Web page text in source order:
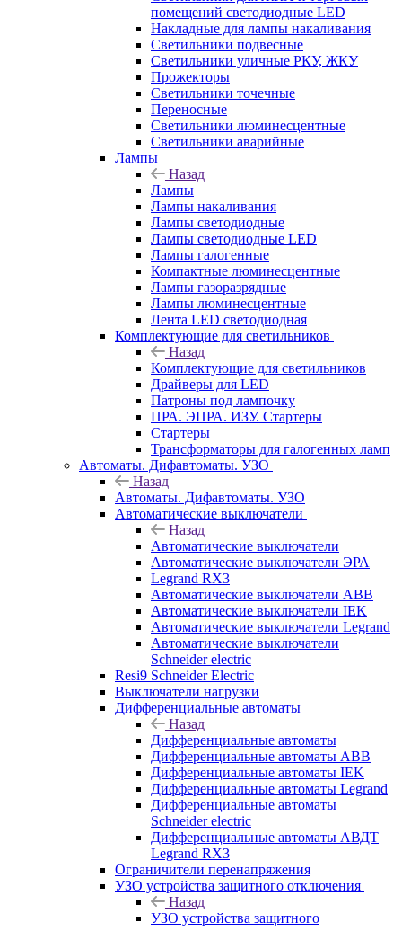
помещений светодиодные LED
Накладные для лампы накаливания
Светильники подвесные
Светильники уличные РКУ, ЖКУ
Прожекторы
Cветильники точечные
Переносные
Светильники люминесцентные
Светильники аварийные
Лампы
Назад
Лампы
Лампы накаливания
Лампы светодиодные
Лампы светодиодные LED
Лампы галогенные
Компактные люминесцентные
Лампы газоразрядные
Лампы люминесцентные
Лента LED светодиодная
Комплектующие для светильников
Назад
Комплектующие для светильников
Драйверы для LED
Патроны под лампочку
ПРА. ЭПРА. ИЗУ. Стартеры
Стартеры
Трансформаторы для галогенных ламп
Автоматы. Дифавтоматы. УЗО
Назад
Автоматы. Дифавтоматы. УЗО
Автоматические выключатели
Назад
Автоматические выключатели
Автоматические выключатели ЭРА
Legrand RX3
Автоматические выключатели ABB
Автоматические выключатели IEK
Автоматические выключатели Legrand
Автоматические выключатели
Schneider electric
Resi9 Schneider Electric
Выключатели нагрузки
Дифференциальные автоматы
Назад
Дифференциальные автоматы
Дифференциальные автоматы ABB
Дифференциальные автоматы IEK
Дифференциальные автоматы Legrand
Дифференциальные автоматы
Schneider electric
Дифференциальные автоматы АВДТ
Legrand RX3
Ограничители перенапряжения
УЗО устройства защитного отключения
Назад
УЗО устройства защитного